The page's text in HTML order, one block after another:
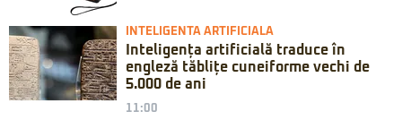
INTELIGENTA ARTIFICIALA
Inteligența artificială traduce în
engleză tăblițe cuneiforme vechi de
5.000 de ani
11:00